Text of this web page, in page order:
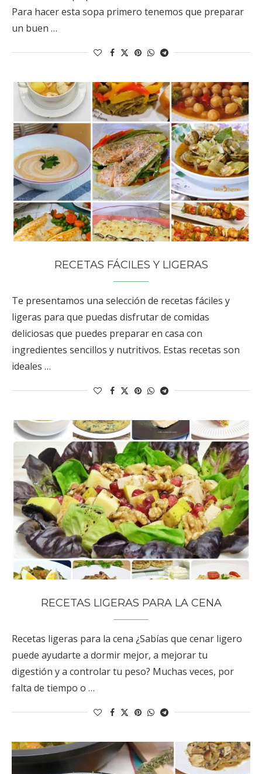
Para hacer esta sopa primero tenemos que preparar
un buen …
RECETAS FÁCILES Y LIGERAS
Te presentamos una selección de recetas fáciles y
ligeras para que puedas disfrutar de comidas
deliciosas que puedes preparar en casa con
ingredientes sencillos y nutritivos. Estas recetas son
ideales …
RECETAS LIGERAS PARA LA CENA
Recetas ligeras para la cena ¿Sabías que cenar ligero
puede ayudarte a dormir mejor, a mejorar tu
digestión y a controlar tu peso? Muchas veces, por
falta de tiempo o …